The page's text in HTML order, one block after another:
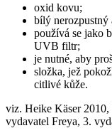
oxid kovu;
bílý nerozpustný
používá se jako
UVB filtr;
je nutné, aby
složka, jež
citlivé kůže.
viz. Heike Käser
vydavatel Freya, 3.